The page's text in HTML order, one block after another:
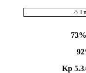
⚠ I
73%
Kp 5.3